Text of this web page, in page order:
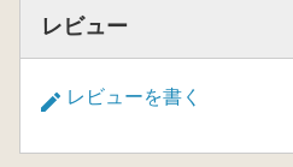
レビュー
レビューを書く